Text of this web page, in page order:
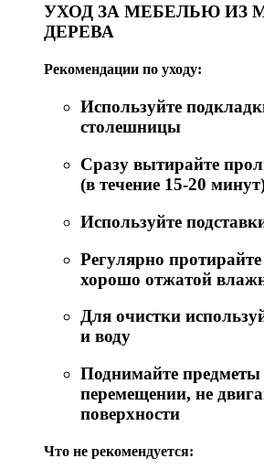
УХОД ЗА МЕБЕЛЬЮ ИЗ
ДЕРЕВА
Рекомендации по уходу:
Используйте
столешницы
Сразу вытирайте
(в течение 15-20
Используйте
Регулярно
хорошо отжатой
Для очистки
и воду
Поднимайте
перемещении, не
поверхности
Что не рекомендуется: